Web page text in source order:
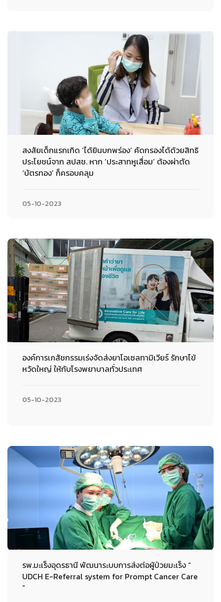
สงสัยเด็กแรกเกิด ‘ได้ยินบกพร่อง’ คัดกรองได้ด้วยสิทธิ
ประโยชน์จาก สปสช. หาก ‘ประสาทหูเสื่อม’ ต้องผ่าตัด
‘บัตรทอง’ ก็ครอบคลุม
05-10-2023
องค์การเภสัชกรรมเร่งจัดส่งยาโอเซลทามิเวียร์ รักษาไข้
หวัดใหญ่ ให้กับโรงพยาบาลทั่วประเทศ
05-10-2023
รพ.มะเร็งอุดรธานี พัฒนาระบบการส่งต่อผู้ป่วยมะเร็ง “
UDCH E-Referral system for Prompt Cancer Care
”